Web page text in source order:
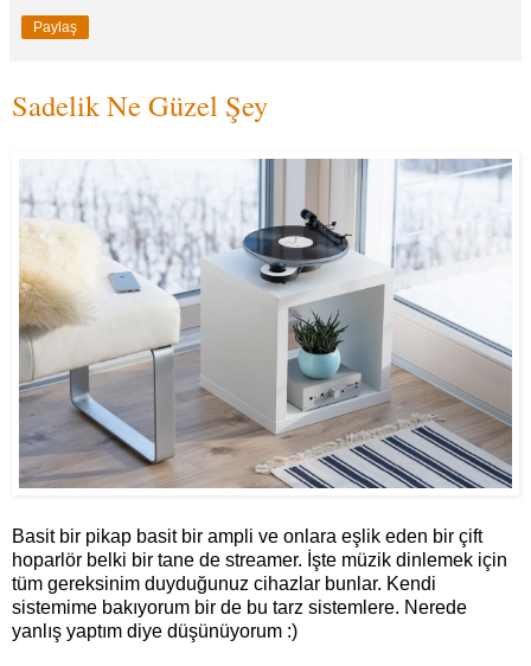
Paylaş
Sadelik Ne Güzel Şey
Basit bir pikap basit bir ampli ve onlara eşlik eden bir çift
hoparlör belki bir tane de streamer. İşte müzik dinlemek için
tüm gereksinim duyduğunuz cihazlar bunlar. Kendi
sistemime bakıyorum bir de bu tarz sistemlere. Nerede
yanlış yaptım diye düşünüyorum :)